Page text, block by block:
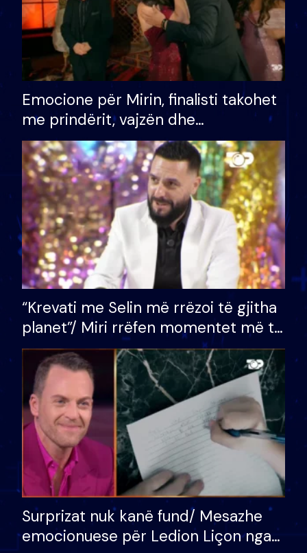
Emocione për Mirin, finalisti takohet
me prindërit, vajzën dhe
bashkëshorten: S’kemi ndonjë letër
divorci apo jo?
“Krevati me Selin më rrëzoi të gjitha
planet”/ Miri rrëfen momentet më të
bukura në shtëpinë e BB VIP: Do më
mungojë zilja e mëngjesit kur…
Surprizat nuk kanë fund/ Mesazhe
emocionuese për Ledion Liçon nga